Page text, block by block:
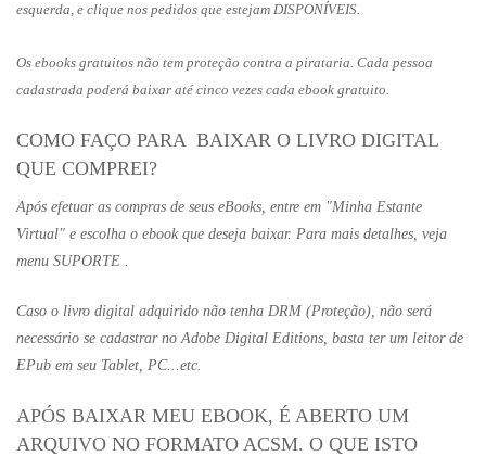
esquerda, e clique nos pedidos que estejam DISPONÍVEIS.
Os ebooks gratuitos não tem proteção contra a pirataria. Cada pessoa
cadastrada poderá baixar até cinco vezes cada ebook gratuito.
COMO FAÇO PARA BAIXAR O LIVRO DIGITAL
QUE COMPREI?
Após efetuar as compras de seus eBooks, entre em "Minha Estante
Virtual" e escolha o ebook que deseja baixar. Para mais detalhes, veja
menu SUPORTE .
Caso o livro digital adquirido não tenha DRM (Proteção), não será
necessário se cadastrar no Adobe Digital Editions, basta ter um leitor de
EPub em seu Tablet, PC...etc.
APÓS BAIXAR MEU EBOOK, É ABERTO UM
ARQUIVO NO FORMATO ACSM. O QUE ISTO